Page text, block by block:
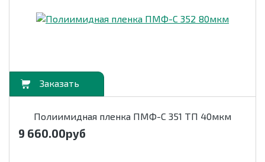
Полиимидная пленка ПМФ-С 351 ТП 40мкм
9 660.00руб